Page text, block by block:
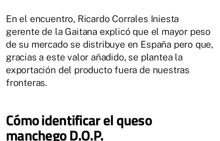
En el encuentro, Ricardo Corrales Iniesta
gerente de la Gaitana explicó que el mayor peso
de su mercado se distribuye en España pero que,
gracias a este valor añadido, se plantea la
exportación del producto fuera de nuestras
fronteras.
Cómo identificar el queso
manchego D.O.P.